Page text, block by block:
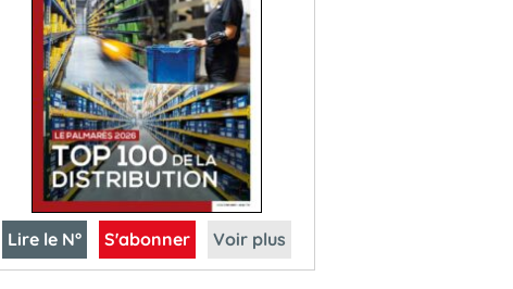
Lire le N° S'abonner Voir plus